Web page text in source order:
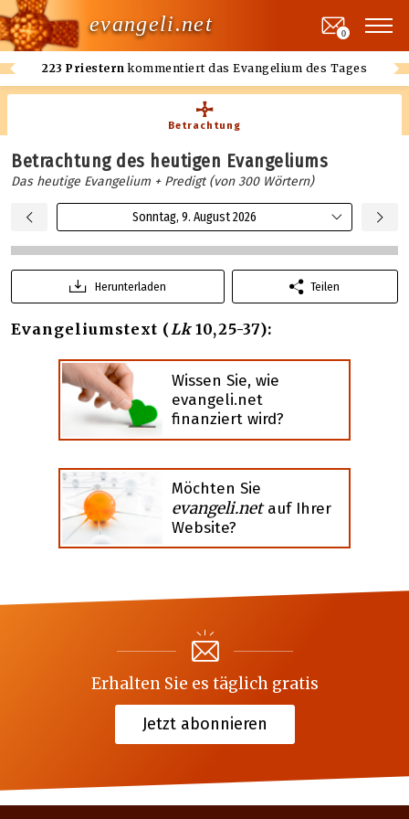
evangeli.net
223 Priestern kommentiert das Evangelium des Tages
0
Betrachtung
Betrachtung des heutigen Evangeliums
Das heutige Evangelium + Predigt (von 300 Wörtern)
Sonntag, 9. August 2026
Herunterladen Teilen
Evangeliumstext (Lk10,25-37):
Wissen Sie, wie
evangeli.net
finanziert wird?
Möchten Sie
evangeli.netauf Ihrer
Website?
Erhalten Sie es täglich gratis
Jetzt abonnieren